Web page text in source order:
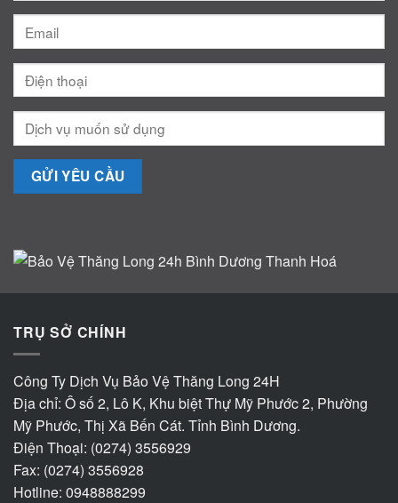
TRỤ SỞ CHÍNH
Công Ty Dịch Vụ Bảo Vệ Thăng Long 24H
Địa chỉ: Ô số 2, Lô K, Khu biệt Thự Mỹ Phước 2, Phường
Mỹ Phước, Thị Xã Bến Cát. Tỉnh Bình Dương.
Điện Thoại: (0274) 3556929
Fax: (0274) 3556928
Hotline: 0948888299